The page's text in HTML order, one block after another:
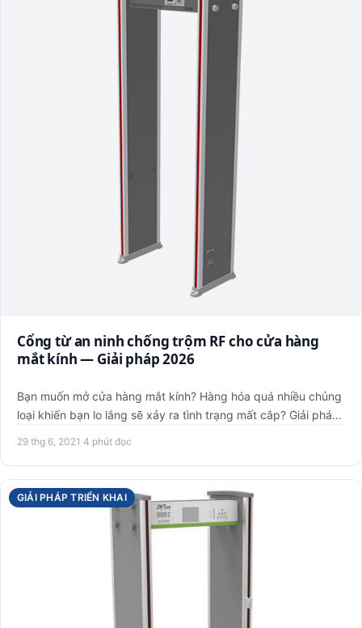
Cổng từ an ninh chống trộm RF cho cửa hàng
mắt kính — Giải pháp 2026
Bạn muốn mở cửa hàng mắt kính? Hàng hóa quá nhiều chủng
loại khiến bạn lo lắng sẽ xảy ra tình trạng mất cắp? Giải pháp
29 thg 6, 2021 ·4 phút đọc
GIẢI PHÁP TRIỂN KHAI